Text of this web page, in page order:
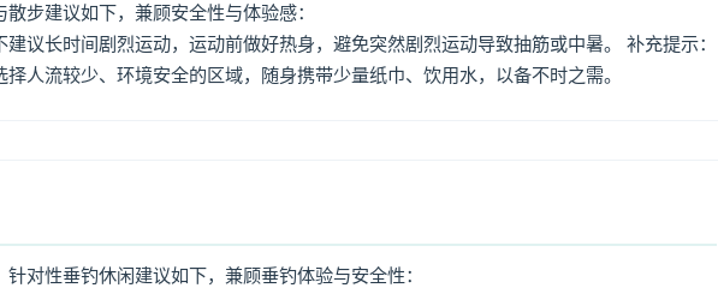
步建议如下，兼顾安全性与体验感：
议长时间剧烈运动，运动前做好热身，避免突然剧烈运动导致抽筋或中暑。 补充提示：
人流较少、环境安全的区域，随身携带少量纸巾、饮用水，以备不时之需。
对性垂钓休闲建议如下，兼顾垂钓体验与安全性：